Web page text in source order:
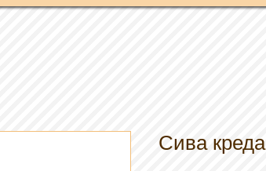
Сива креда